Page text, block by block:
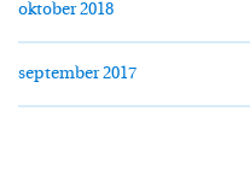
oktober 2018
september 2017